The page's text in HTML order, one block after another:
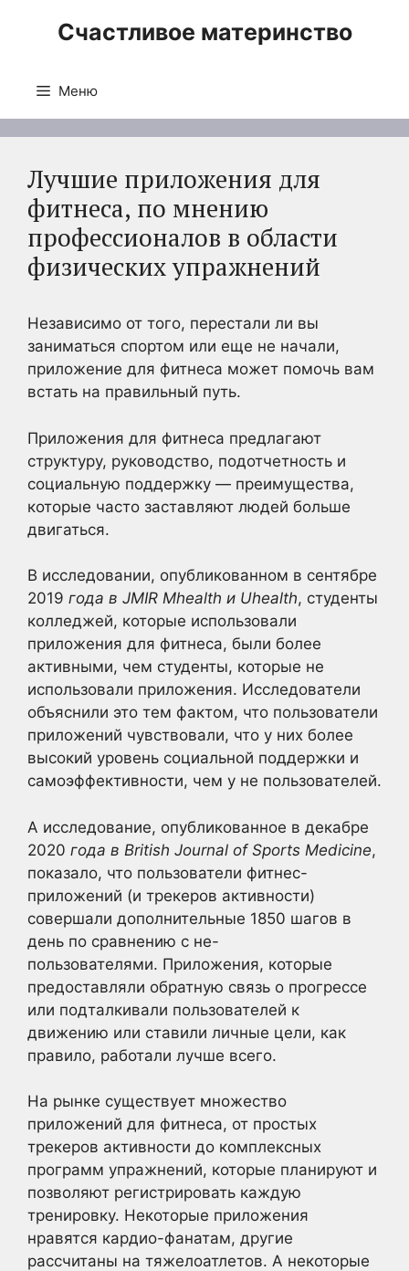
Счастливое материнство
Меню
Лучшие приложения для
фитнеса, по мнению
профессионалов в области
физических упражнений
Независимо от того, перестали ли вы
заниматься спортом или еще не начали,
приложение для фитнеса может помочь вам
встать на правильный путь.
Приложения для фитнеса предлагают
структуру, руководство, подотчетность и
социальную поддержку — преимущества,
которые часто заставляют людей больше
двигаться.
В исследовании, опубликованном в сентябре
2019 года в JMIR Mhealth и Uhealth, студенты
колледжей, которые использовали
приложения для фитнеса, были более
активными, чем студенты, которые не
использовали приложения. Исследователи
объяснили это тем фактом, что пользователи
приложений чувствовали, что у них более
высокий уровень социальной поддержки и
самоэффективности, чем у не пользователей.
А исследование, опубликованное в декабре
2020 года в British Journal of Sports Medicine,
показало, что пользователи фитнес-
приложений (и трекеров активности)
совершали дополнительные 1850 шагов в
день по сравнению с не-
пользователями. Приложения, которые
предоставляли обратную связь о прогрессе
или подталкивали пользователей к
движению или ставили личные цели, как
правило, работали лучше всего.
На рынке существует множество
приложений для фитнеса, от простых
трекеров активности до комплексных
программ упражнений, которые планируют и
позволяют регистрировать каждую
тренировку. Некоторые приложения
нравятся кардио-фанатам, другие
рассчитаны на тяжелоатлетов. А некоторые